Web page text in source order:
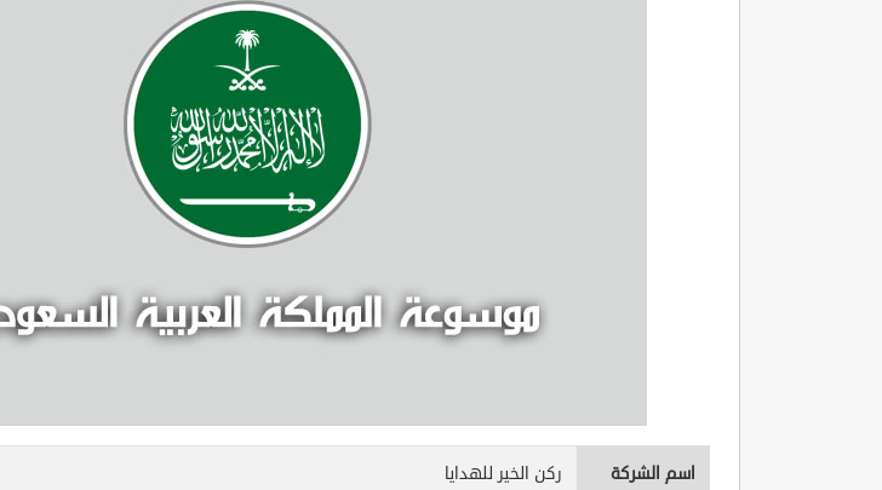
اسم الشركة ركن الخير للهدايا